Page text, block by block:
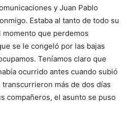
y Juan Pablo
Estaba al tanto de todo su
que perdemos
se le congeló por las bajas
Teníamos claro que
ocurrido antes cuando subió
más de dos días
compañeros, el asunto se puso